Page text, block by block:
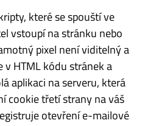
které se spouští ve
vstoupí na stránku nebo
pixel není viditelný a
v HTML kódu stránek a
aplikaci na serveru, která
cookie třetí strany na váš
otevření e-mailové